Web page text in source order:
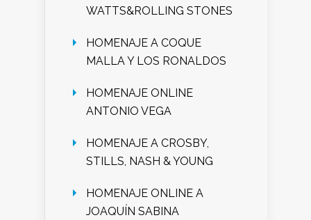
WATTS&ROLLING STONES
HOMENAJE A COQUE
MALLA Y LOS RONALDOS
HOMENAJE ONLINE
ANTONIO VEGA
HOMENAJE A CROSBY,
STILLS, NASH & YOUNG
HOMENAJE ONLINE A
JOAQUÍN SABINA